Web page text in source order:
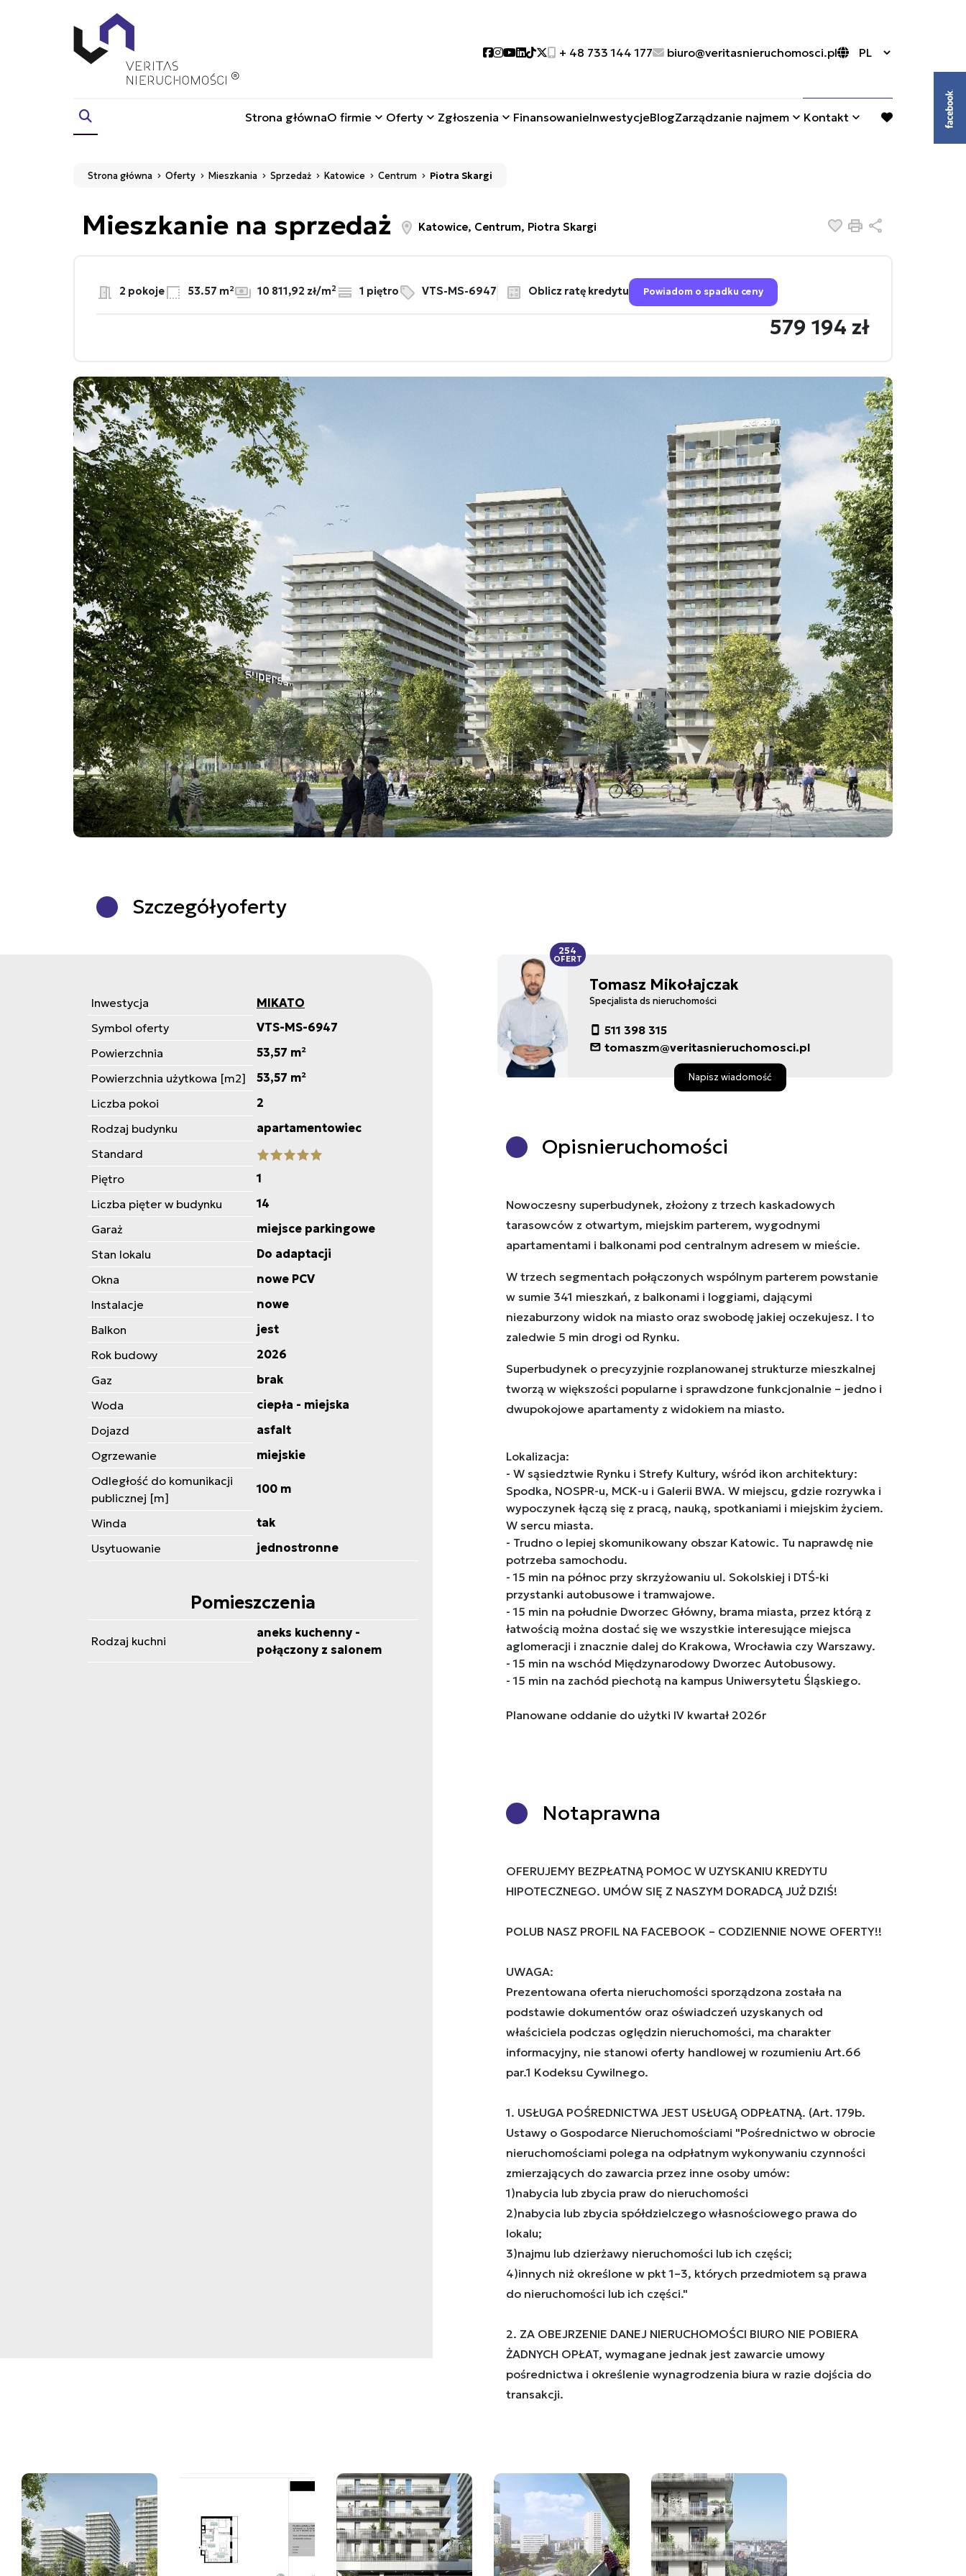
Social link
Social link
Social link
Social link
Social link
Social link
+ 48 733 144 177 biuro@veritasnieruchomosci.pl
Strona głównaO firmie Oferty Zgłoszenia FinansowanieInwestycjeBlogZarządzanie najmem Kontakt
favorite
Strona główna Oferty Mieszkania Sprzedaż Katowice Centrum Piotra Skargi
Mieszkanie na sprzedaż Katowice, Centrum, Piotra Skargi Dodaj do ulubionych
Drukuj
2 pokoje 53.57 m² 10 811,92 zł/m2 1 piętro VTS-MS-6947 Oblicz ratę kredytu Powiadom o spadku ceny
579 194 zł
Szczegółyoferty
Inwestycja
MIKATO
Symbol oferty
VTS-MS-6947
Powierzchnia
53,57 m²
Powierzchnia użytkowa [m2]
53,57 m²
Liczba pokoi
2
Rodzaj budynku
apartamentowiec
Standard
Piętro
1
Liczba pięter w budynku
14
Garaż
miejsce parkingowe
Stan lokalu
Do adaptacji
Okna
nowe PCV
Instalacje
nowe
Balkon
jest
Rok budowy
2026
Gaz
brak
Woda
ciepła - miejska
Dojazd
asfalt
Ogrzewanie
miejskie
Odległość do komunikacji
publicznej [m]
100 m
Winda
tak
Usytuowanie
jednostronne
Pomieszczenia
Rodzaj kuchni
aneks kuchenny -
połączony z salonem
Tomasz Mikołajczak
Specjalista ds nieruchomości
511 398 315
tomaszm@veritasnieruchomosci.pl
Napisz wiadomość
254
OFERT
Opisnieruchomości
Nowoczesny superbudynek, złożony z trzech kaskadowych
tarasowców z otwartym, miejskim parterem, wygodnymi
apartamentami i balkonami pod centralnym adresem w mieście.
W trzech segmentach połączonych wspólnym parterem powstanie
w sumie 341 mieszkań, z balkonami i loggiami, dającymi
niezaburzony widok na miasto oraz swobodę jakiej oczekujesz. I to
zaledwie 5 min drogi od Rynku.
Superbudynek o precyzyjnie rozplanowanej strukturze mieszkalnej
tworzą w większości popularne i sprawdzone funkcjonalnie – jedno i
dwupokojowe apartamenty z widokiem na miasto.
Lokalizacja:
- W sąsiedztwie Rynku i Strefy Kultury, wśród ikon architektury:
Spodka, NOSPR-u, MCK-u i Galerii BWA. W miejscu, gdzie rozrywka i
wypoczynek łączą się z pracą, nauką, spotkaniami i miejskim życiem.
W sercu miasta.
- Trudno o lepiej skomunikowany obszar Katowic. Tu naprawdę nie
potrzeba samochodu.
- 15 min na północ przy skrzyżowaniu ul. Sokolskiej i DTŚ-ki
przystanki autobusowe i tramwajowe.
- 15 min na południe Dworzec Główny, brama miasta, przez którą z
łatwością można dostać się we wszystkie interesujące miejsca
aglomeracji i znacznie dalej do Krakowa, Wrocławia czy Warszawy.
- 15 min na wschód Międzynarodowy Dworzec Autobusowy.
- 15 min na zachód piechotą na kampus Uniwersytetu Śląskiego.
Planowane oddanie do użytki IV kwartał 2026r
Notaprawna
OFERUJEMY BEZPŁATNĄ POMOC W UZYSKANIU KREDYTU
HIPOTECZNEGO. UMÓW SIĘ Z NASZYM DORADCĄ JUŻ DZIŚ!
POLUB NASZ PROFIL NA FACEBOOK – CODZIENNIE NOWE OFERTY!!
UWAGA:
Prezentowana oferta nieruchomości sporządzona została na
podstawie dokumentów oraz oświadczeń uzyskanych od
właściciela podczas oględzin nieruchomości, ma charakter
informacyjny, nie stanowi oferty handlowej w rozumieniu Art.66
par.1 Kodeksu Cywilnego.
1. USŁUGA POŚREDNICTWA JEST USŁUGĄ ODPŁATNĄ. (Art. 179b.
Ustawy o Gospodarce Nieruchomościami "Pośrednictwo w obrocie
nieruchomościami polega na odpłatnym wykonywaniu czynności
zmierzających do zawarcia przez inne osoby umów:
1)nabycia lub zbycia praw do nieruchomości
2)nabycia lub zbycia spółdzielczego własnościowego prawa do
lokalu;
3)najmu lub dzierżawy nieruchomości lub ich części;
4)innych niż określone w pkt 1–3, których przedmiotem są prawa
do nieruchomości lub ich części."
2. ZA OBEJRZENIE DANEJ NIERUCHOMOŚCI BIURO NIE POBIERA
ŻADNYCH OPŁAT, wymagane jednak jest zawarcie umowy
pośrednictwa i określenie wynagrodzenia biura w razie dojścia do
transakcji.